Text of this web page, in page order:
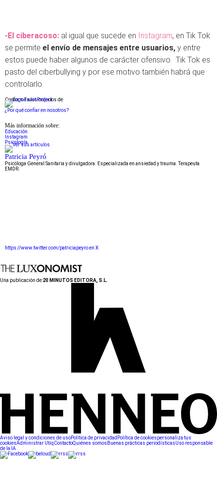
-El ciberacoso: al igual que sucede en Instagram, en Tik Tok
se permite el envío de mensajes entre usuarios, y entre
estos puede haber algunos de carácter ofensivo. Tik Tok es
pasto del ciberbullying y por ese motivo también habrá que
controlarlo.
Conforme a los criterios de
¿Por qué confiar en nosotros?
Más información sobre:
Educación
Instagram
Psicología
Patricia Peyró
Psicóloga General Sanitaria y divulgadora. Especializada en ansiedad y trauma. Terapeuta
EMDR.
https://www.twitter.com/patriciapeyro en X
Una publicación de:20 MINUTOS EDITORA, S.L.
Aviso legal y condiciones de usoPolítica de privacidad Política de cookiespersonaliza tus
cookiesAdministrar UtiqContactoQuiénes somos Buenas prácticas periodísticasUso responsable
de la IA